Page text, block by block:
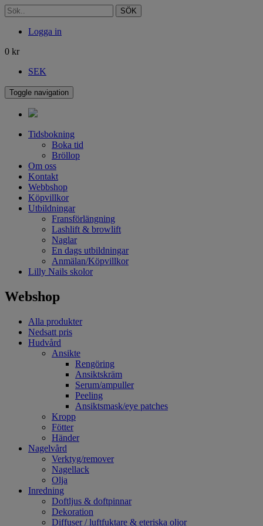
SÖK
Logga in
0 kr
SEK
Toggle navigation
Tidsbokning
Boka tid
Bröllop
Om oss
Kontakt
Webbshop
Köpvillkor
Utbildningar
Fransförlängning
Lashlift & browlift
Naglar
En dags utbildningar
Anmälan/Köpvillkor
Lilly Nails skolor
Webshop
Alla produkter
Nedsatt pris
Hudvård
Ansikte
Rengöring
Ansiktskräm
Serum/ampuller
Peeling
Ansiktsmask/eye patches
Kropp
Fötter
Händer
Nagelvård
Verktyg/remover
Nagellack
Olja
Inredning
Doftljus & doftpinnar
Dekoration
Diffuser / luftfuktare & eteriska oljor